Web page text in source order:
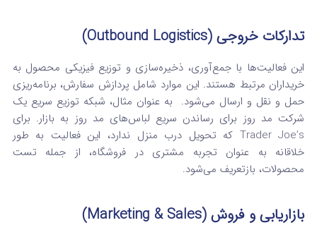
تدارکات خروجی (Outbound Logistics)
این فعالیت‌ها با جمع‌آوری، ذخیره‌سازی و توزیع فیزیکی محصول به
خریداران مرتبط هستند. این موارد شامل پردازش سفارش، برنامه‌ریزی
حمل و نقل و ارسال می‌شود. به عنوان مثال، شبکه توزیع سریع یک
شرکت مد روز برای رساندن سریع لباس‌های مد روز به بازار. برای
Trader Joe’s که تحویل درب منزل ندارد، این فعالیت به طور
خلاقانه به عنوان تجربه مشتری در فروشگاه، از جمله تست
محصولات، بازتعریف می‌شود.
بازاریابی و فروش (Marketing & Sales)